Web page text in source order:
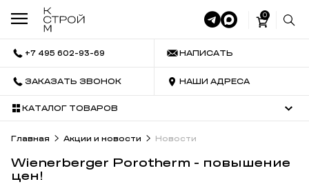
0
+7 495 602-93-69 НАПИСАТЬ
ЗАКАЗАТЬ ЗВОНОК НАШИ АДРЕСА
КАТАЛОГ ТОВАРОВ
Главная Акции и новости Новости
Wienerberger Porotherm - повышение
цен!